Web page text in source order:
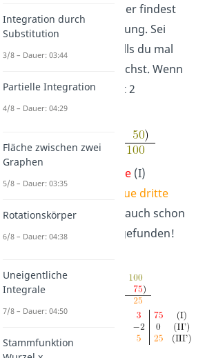
letzte Zeile bekommst. Hier findest
du beide mit einer Rechnung. Sei
aber nicht überrascht, falls du mal
mehr Schritte dafür brauchst. Wenn
du diedritte Zeile(III) mit 2
multiplizierst
und danach die erste Zeile(I)
abziehst, hast du eine
neue dritte
Zeile(III‘). Damit hast du auch schon
deine Zeilenstufenform gefunden!
Integration durch
Substitution
3/8 – Dauer: 03:44
Partielle Integration
4/8 – Dauer: 04:29
Fläche zwischen zwei
Graphen
5/8 – Dauer: 03:35
Rotationskörper
6/8 – Dauer: 04:38
Uneigentliche
Integrale
7/8 – Dauer: 04:50
Stammfunktion